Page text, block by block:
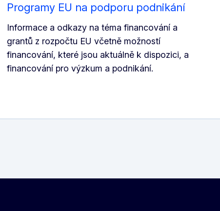
Programy EU na podporu podnikání
Informace a odkazy na téma financování a
grantů z rozpočtu EU včetně možností
financování, které jsou aktuálně k dispozici, a
financování pro výzkum a podnikání.